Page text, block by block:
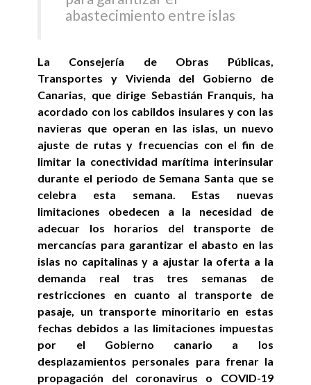
abastecimiento entre islas
La Consejería de Obras Públicas,
Transportes y Vivienda del Gobierno de
Canarias, que dirige Sebastián Franquis, ha
acordado con los cabildos insulares y con las
navieras que operan en las islas, un nuevo
ajuste de rutas y frecuencias con el fin de
limitar la conectividad marítima interinsular
durante el periodo de Semana Santa que se
celebra esta semana. Estas nuevas
limitaciones obedecen a la necesidad de
adecuar los horarios del transporte de
mercancías para garantizar el abasto en las
islas no capitalinas y a ajustar la oferta a la
demanda real tras tres semanas de
restricciones en cuanto al transporte de
pasaje, un transporte minoritario en estas
fechas debidos a las limitaciones impuestas
por el Gobierno canario a los
desplazamientos personales para frenar la
propagación del coronavirus o COVID-19